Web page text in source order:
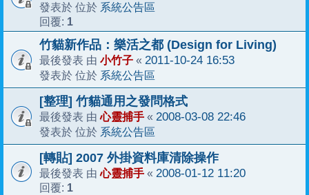
發表於 位於 系統公告區
回覆: 1
竹貓新作品：樂活之都 (Design for Living)
最後發表 由 小竹子 « 2011-10-24 16:53
發表於 位於 系統公告區
[整理] 竹貓通用之發問格式
最後發表 由心靈捕手 « 2008-03-08 22:46
發表於 位於 系統公告區
[轉貼] 2007 外掛資料庫清除操作
最後發表 由心靈捕手 « 2008-01-12 11:20
回覆: 1